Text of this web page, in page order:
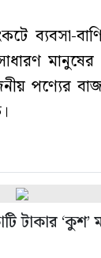
ব্যবসা-
মানুষের
পণ্যের
টাকার ‘কুশ’